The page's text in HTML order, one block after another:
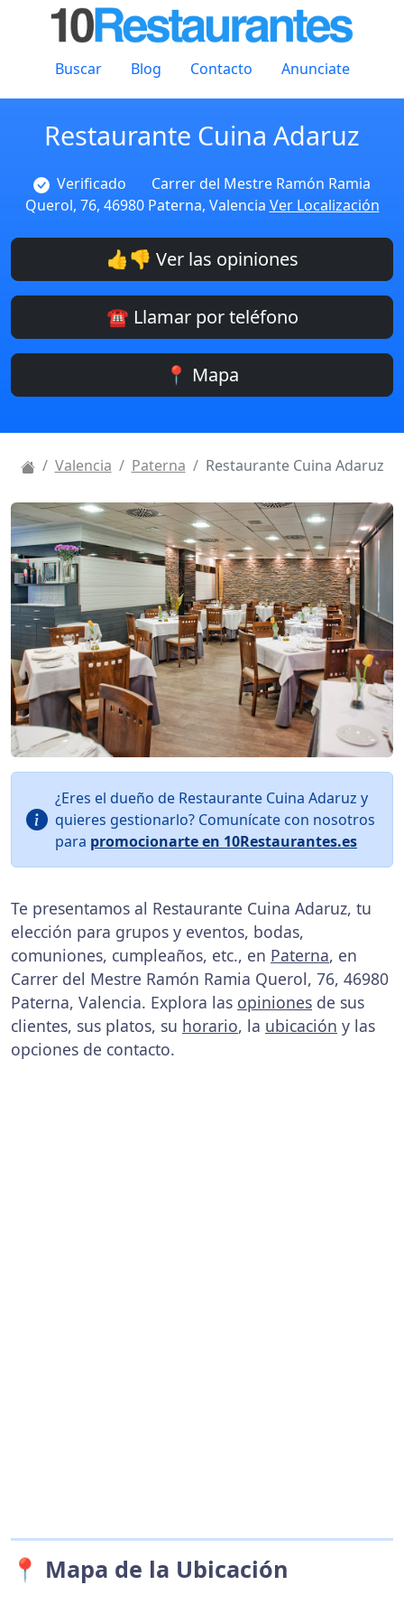
Buscar Blog Contacto Anunciate
Restaurante Cuina Adaruz
Verificado
Carrer del Mestre Ramón Ramia
Querol, 76, 46980 Paterna, Valencia Ver Localización
👍👎 Ver las opiniones
☎️ Llamar por teléfono
📍 Mapa
Valencia Paterna Restaurante Cuina Adaruz
¿Eres el dueño de Restaurante Cuina Adaruz y
quieres gestionarlo? Comunícate con nosotros
para promocionarte en 10Restaurantes.es
Te presentamos al Restaurante Cuina Adaruz, tu
elección para grupos y eventos, bodas,
comuniones, cumpleaños, etc., en Paterna, en
Carrer del Mestre Ramón Ramia Querol, 76, 46980
Paterna, Valencia. Explora las opiniones de sus
clientes, sus platos, su horario, la ubicación y las
opciones de contacto.
📍 Mapa de la Ubicación